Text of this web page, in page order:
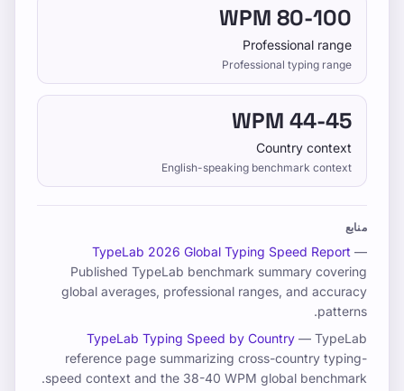
آموزش
خودتان را امتحان کنید
خودتان را امتحان کنید
قیمت گذاری
80-100 WPM
Professional range
Professional typing range
44-45 WPM
Country context
English-speaking benchmark context
منابع
TypeLab 2026 Global Typing Speed Report —
Published TypeLab benchmark summary covering
global averages, professional ranges, and accuracy
patterns.
TypeLab Typing Speed by Country — TypeLab
reference page summarizing cross-country typing-
speed context and the 38-40 WPM global benchmark.